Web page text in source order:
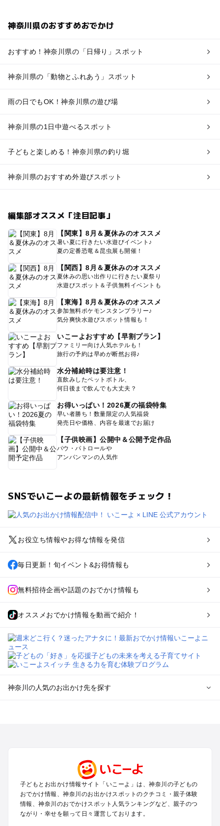
神奈川県のおすすめおでかけ
おすすめ！神奈川県の「日帰り」スポット
神奈川県の「動物とふれあう」スポット
雨の日でもOK！神奈川県の遊び場
神奈川県の1日中遊べるスポット
子どもと楽しめる！神奈川県の釣り堀
神奈川県のおすすめ外遊びスポット
編集部オススメ「注目記事」
【関東】8月＆夏休みのオススメ
暑い夏に行きたい水遊びイベント♪
夏の定番恐竜＆昆虫展も開催！
【関西】8月＆夏休みのオススメ
夏休みの思い出作りに行きたい夏祭り
水遊びスポット＆子供無料イベントも
【東海】8月＆夏休みのオススメ
参加無料ポケモンスタンプラリー♪
気分爽快水遊びスポット情報も！
いこーよおすすめ【早割プラン】
ファミリー向け人気ホテルも！
旅行の予約は早めが断然お得♪
水分補給時は要注意！
直飲みしたペットボトル、
何日後まで飲んでも大丈夫？
お得いっぱい！2026夏の福袋特集
早い者勝ち！数量限定の人気福袋
発売日や価格、内容を最速でお届け
【子供映画】公開中＆公開予定作品
パウ・パトロールや
アンパンマンの人気作
SNSでいこーよの最新情報をチェック！
お役立ち情報やお得な情報を発信
毎日更新！旬イベント&お得情報も
無料招待企画や話題のおでかけ情報も
オススメおでかけ情報を動画で紹介！
神奈川の人気のお出かけ先を探す
小田原・熱海・湯河原・真鶴のプールお出かけ
町田・相模原・愛川・上野原のプールお出かけ
新横浜・港北エリア・日吉・青葉台・鶴見のプールお出かけ
川崎のプールお出かけ
海老名・厚木のプールお出かけ
子どもとお出かけ情報サイト「いこーよ」は、神奈川の子どもの
おでかけ情報、神奈川のお出かけスポットのクチコミ・親子体験
情報、神奈川のおでかけスポット人気ランキングなど、親子のつ
ながり・幸せを願って日々運営しております。